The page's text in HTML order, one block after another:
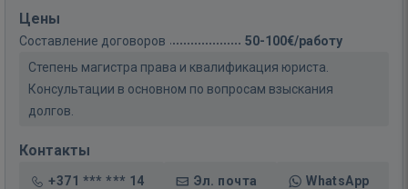
Цены
Составление договоров
50-100€/работу
Степень магистра права и квалификация юриста.
Консультации в основном по вопросам взыскания
долгов.
Контакты
+371 *** *** 14 Эл. почта WhatsApp